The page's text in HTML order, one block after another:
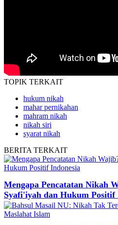
TOPIK TERKAIT
hukum nikah
mahar pernikahan
mahram nikah
nikah siri
syarat nikah
BERITA TERKAIT
Mengapa Pencatatan Nikah
Syafi'iyah dan Hukum Positif